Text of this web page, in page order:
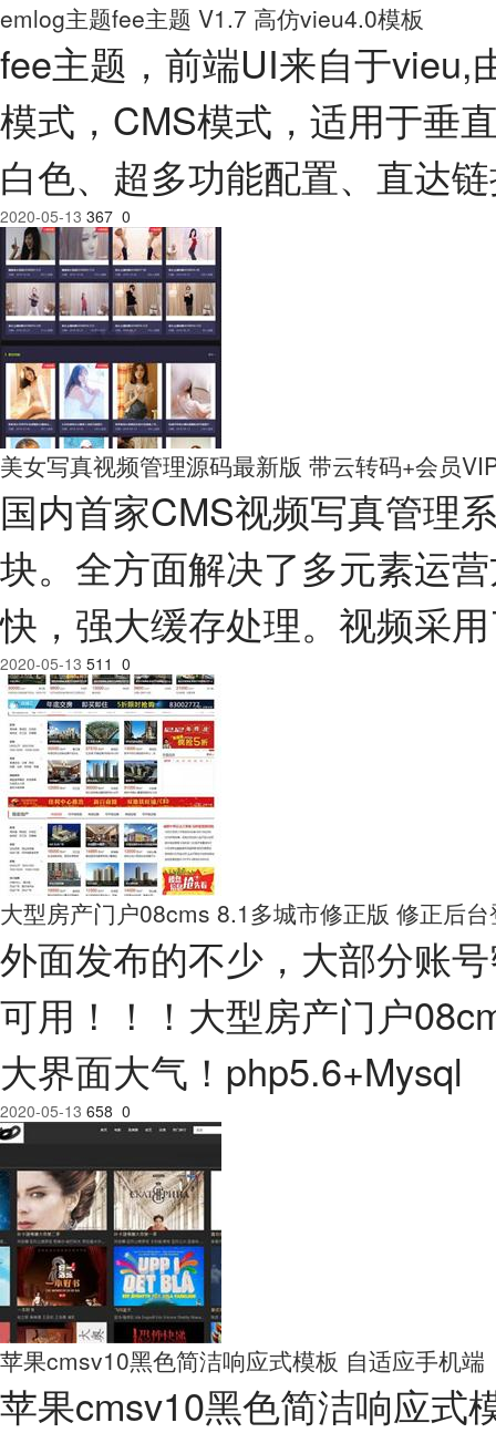
emlog主题fee主题 V1.7 高仿vieu4.0模板
fee主题，前端UI来自于vieu,
模式，CMS模式，适用于垂
白色、超多功能配置、直达
2020-05-13 367 0
美女写真视频管理源码最新版 带云转码+会员
国内首家CMS视频写真管理
块。全方面解决了多元素运
快，强大缓存处理。视频采
2020-05-13 511 0
大型房产门户08cms 8.1多城市修正版 修正后
外面发布的不少，大部分账
可用！！！大型房产门户
大界面大气！php5.6+Mysql
2020-05-13 658 0
苹果cmsv10黑色简洁响应式模板 自适应手机端
苹果cmsv10黑色简洁响应式